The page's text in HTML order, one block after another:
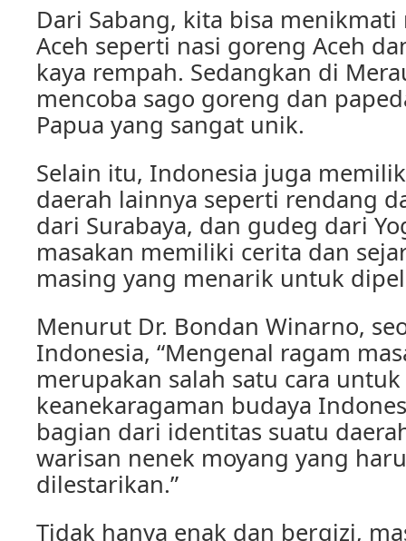
Dari Sabang, kita bisa menikmati
Aceh seperti nasi goreng Aceh
kaya rempah. Sedangkan di
mencoba sago goreng dan
Papua yang sangat unik.
Selain itu, Indonesia juga
daerah lainnya seperti rendang
dari Surabaya, dan gudeg dari
masakan memiliki cerita dan
masing yang menarik untuk
Menurut Dr. Bondan Winarno,
Indonesia, “Mengenal ragam
merupakan salah satu cara
keanekaragaman budaya
bagian dari identitas suatu
warisan nenek moyang yang
dilestarikan.”
Tidak hanya enak dan bergizi,